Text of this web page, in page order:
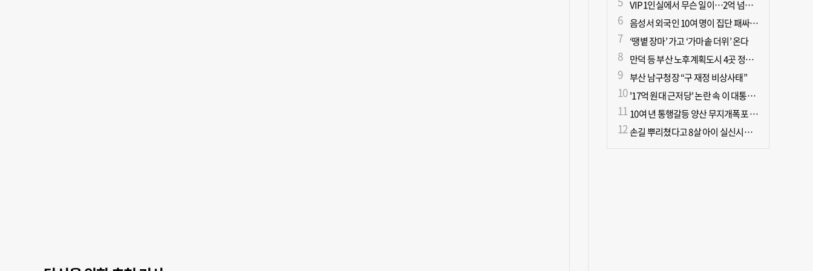
VIP 1인실에서 무슨 일이…2억 넘게 쓴 중독자·불법촬영한 의사
음성서 외국인 10여 명이 집단 패싸움하다 1명 사망
‘땡볕 장마’ 가고 ‘가마솥 더위’ 온다
만덕 등 부산 노후계획도시 4곳 정비기본계획 마련
부산 남구청장 “구 재정 비상사태”
'17억 원대 근저당' 논란 속 이 대통령, 오늘 국민과 부동산 대토론회
10여 년 통행갈등 양산 무지개폭포 해결되나?
손길 뿌리쳤다고 8살 아이 실신시킨 50대, 집유